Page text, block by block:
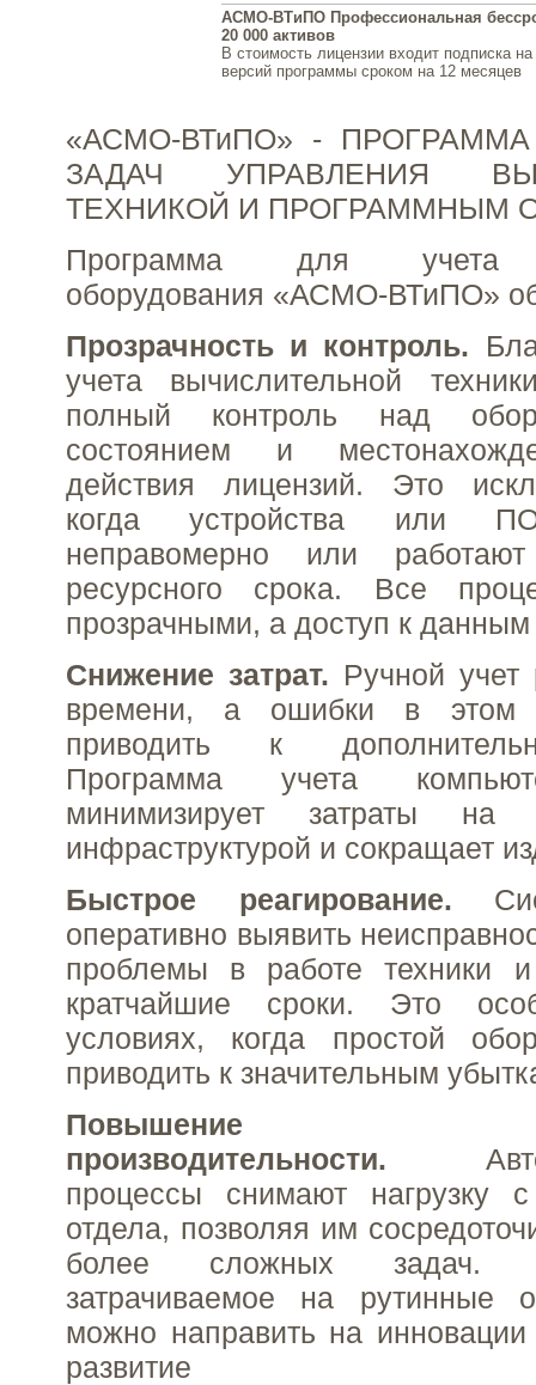
АСМО-ВТиПО Профессиональная
20 000 активов
В стоимость лицензии входит подписка
версий программы сроком на 12 месяцев
«АСМО-ВТиПО» -
ЗАДАЧ УПРАВЛЕНИЯ
ТЕХНИКОЙ И ПРОГРАММНЫМ
Программа для учета
оборудования «АСМО-ВТиПО»
Прозрачность и контроль.
учета вычислительной
полный контроль над
состоянием и
действия лицензий. Это
когда устройства или ПО
неправомерно или
ресурсного срока. Все
прозрачными, а доступ к
Снижение затрат. Ручной учет
времени, а ошибки в этом
приводить к
Программа учета
минимизирует затраты на
инфраструктурой и сокращает
Быстрое реагирование.
оперативно выявить
проблемы в работе техники
кратчайшие сроки. Это
условиях, когда простой
приводить к значительным
Повышение
производительности.
процессы снимают нагрузку
отдела, позволяя им
более сложных задач.
затрачиваемое на рутинные
можно направить на инновации
развитие